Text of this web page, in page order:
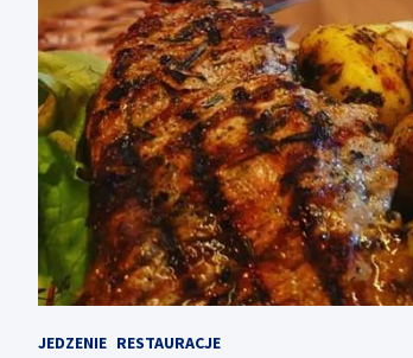
JEDZENIE RESTAURACJE